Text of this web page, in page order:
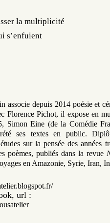
la multiplicité
s’enfuient
associe depuis 2014 poésie et
Florence Pichot, il expose en
Simon Eine (de la Comédie
ses textes en public.
sur la pensée des années
poèmes, publiés dans la revue
en Amazonie, Syrie, Iran,
url :